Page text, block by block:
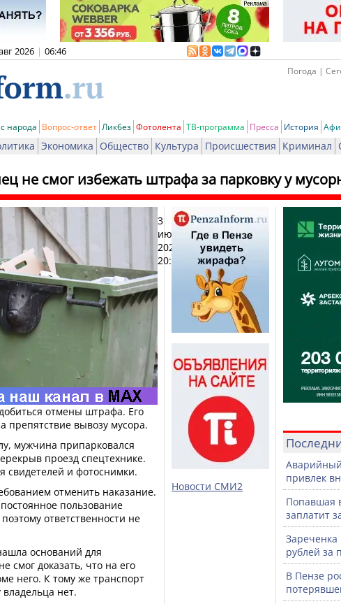
2026 | 06:46
Погода |
народа Вопрос-ответ Ликбез Фотолента ТВ-программа Пресса История
Экономика Общество Культура Происшествия Криминал
не смог избежать штрафа за парковку у
3
июня
2026,
20:25
Печать
отмены штрафа. Его
препятствие вывозу мусора.
мужчина припарковался
проезд спецтехнике.
свидетелей и фотоснимки.
отменить наказание.
пользование
ответственности не
оснований для
смог доказать, что на его
него. К тому же транспорт
нет.
Новости СМИ2
привлек
Попавшая
заплатит
рублей за
В Пензе